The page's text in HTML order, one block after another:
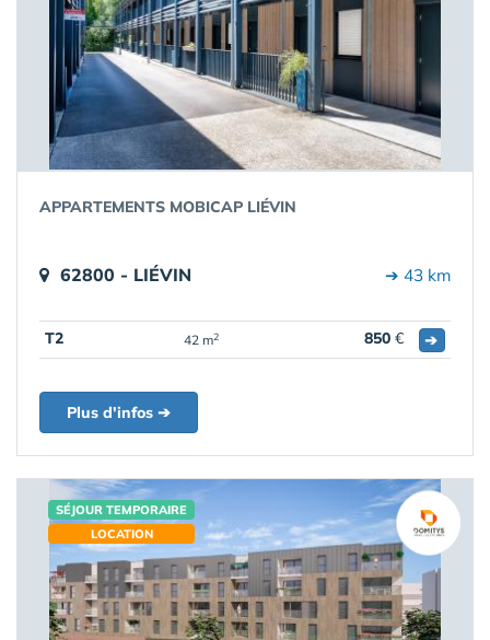
APPARTEMENTS MOBICAP LIÉVIN
62800 - LIÉVIN ➔ 43 km
T2 42 m2 850 € ➔
Plus d'infos ➔
SÉJOUR TEMPORAIRE
LOCATION